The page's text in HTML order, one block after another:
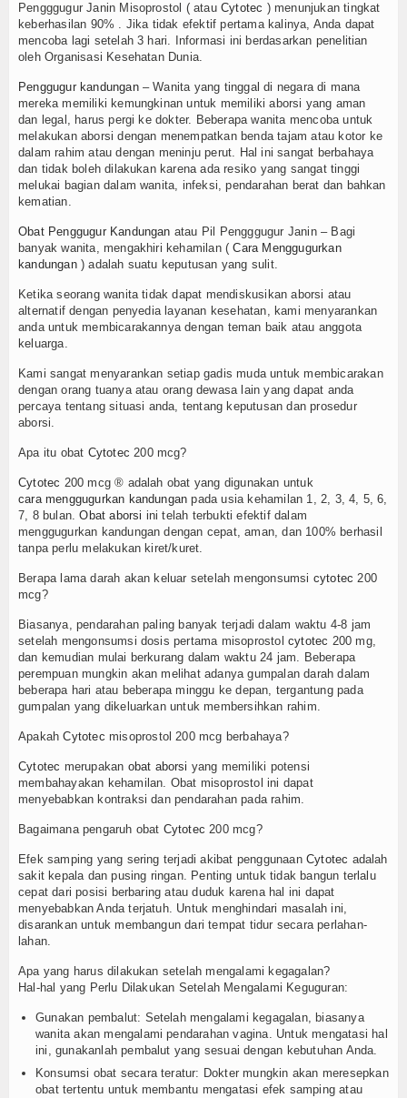
Pengggugur Janin Misoprostol ( atauCytotec ) menunjukan tingkat
keberhasilan 90% . Jika tidak efektif pertama kalinya, Anda dapat
mencoba lagi setelah 3 hari. Informasi ini berdasarkan penelitian
oleh Organisasi Kesehatan Dunia.
Penggugur kandungan– Wanita yang tinggal di negara di mana
mereka memiliki kemungkinan untuk memiliki aborsi yang aman
dan legal, harus pergi ke dokter. Beberapa wanita mencoba untuk
melakukan aborsi dengan menempatkan benda tajam atau kotor ke
dalam rahim atau dengan meninju perut. Hal ini sangat berbahaya
dan tidak boleh dilakukan karena ada resiko yang sangat tinggi
melukai bagian dalam wanita, infeksi, pendarahan berat dan bahkan
kematian.
Obat Penggugur Kandungan atau Pil Pengggugur Janin – Bagi
banyak wanita, mengakhiri kehamilan (Cara Menggugurkan
kandungan) adalah suatu keputusan yang sulit.
Ketika seorang wanita tidak dapat mendiskusikan aborsi atau
alternatif dengan penyedia layanan kesehatan, kami menyarankan
anda untuk membicarakannya dengan teman baik atau anggota
keluarga.
Kami sangat menyarankan setiap gadis muda untuk membicarakan
dengan orang tuanya atau orang dewasa lain yang dapat anda
percaya tentang situasi anda, tentang keputusan dan prosedur
aborsi.
Apa itu obat Cytotec 200 mcg?
Cytotec 200 mcg ® adalah obat yang digunakan untuk
cara menggugurkan kandungan pada usia kehamilan 1, 2, 3, 4, 5, 6,
7, 8 bulan.Obat aborsi ini telah terbukti efektif dalam
menggugurkan kandungan dengan cepat, aman, dan 100% berhasil
tanpa perlu melakukan kiret/kuret.
Berapa lama darah akan keluar setelah mengonsumsi cytotec 200
mcg?
Biasanya, pendarahan paling banyak terjadi dalam waktu 4-8 jam
setelah mengonsumsi dosis pertama misoprostol cytotec 200 mg,
dan kemudian mulai berkurang dalam waktu 24 jam. Beberapa
perempuan mungkin akan melihat adanya gumpalan darah dalam
beberapa hari atau beberapa minggu ke depan, tergantung pada
gumpalan yang dikeluarkan untuk membersihkan rahim.
ApakahCytotec misoprostol 200 mcg berbahaya?
Cytotec merupakan obat aborsi yang memiliki potensi
membahayakan kehamilan. Obat misoprostol ini dapat
menyebabkan kontraksi dan pendarahan pada rahim.
Bagaimana pengaruh obat Cytotec 200 mcg?
Efek samping yang sering terjadi akibat penggunaan Cytotec adalah
sakit kepala dan pusing ringan. Penting untuk tidak bangun terlalu
cepat dari posisi berbaring atau duduk karena hal ini dapat
menyebabkan Anda terjatuh. Untuk menghindari masalah ini,
disarankan untuk membangun dari tempat tidur secara perlahan-
lahan.
Apa yang harus dilakukan setelah mengalami kegagalan?
Hal-hal yang Perlu Dilakukan Setelah Mengalami Keguguran:
Gunakan pembalut: Setelah mengalami kegagalan, biasanya
wanita akan mengalami pendarahan vagina. Untuk mengatasi hal
ini, gunakanlah pembalut yang sesuai dengan kebutuhan Anda.
Konsumsi obat secara teratur: Dokter mungkin akan meresepkan
obat tertentu untuk membantu mengatasi efek samping atau